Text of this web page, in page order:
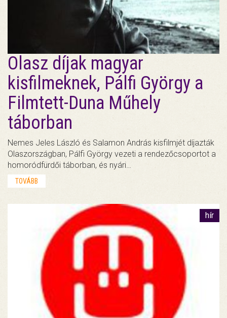
Olasz díjak magyar
kisfilmeknek, Pálfi György a
Filmtett-Duna Műhely
táborban
Nemes Jeles László és Salamon András kisfilmjét díjazták
Olaszországban, Pálfi György vezeti a rendezőcsoportot a
homoródfürdői táborban, és nyári…
TOVÁBB
hír